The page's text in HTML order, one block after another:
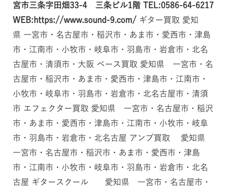
宮市三条字田畑33-4 三条ビル1階 TEL:0586-64-6217
WEB:https://www.sound-9.com/ ギター買取 愛知
県 一宮市・名古屋市・稲沢市・あま市・愛西市・津島
市・江南市・小牧市・岐阜市・羽島市・岩倉市・北名
古屋市・清須市・大阪 ベース買取 愛知県 一宮市・名
古屋市・稲沢市・あま市・愛西市・津島市・江南市・
小牧市・岐阜市・羽島市・岩倉市・北名古屋市・清須
市 エフェクター買取 愛知県 一宮市・名古屋市・稲沢
市・あま市・愛西市・津島市・江南市・小牧市・岐阜
市・羽島市・岩倉市・北名古屋 アンプ買取 愛知県
一宮市・名古屋市・稲沢市・あま市・愛西市・津島
市・江南市・小牧市・岐阜市・羽島市・岩倉市・北名
古屋 ギタースクール 愛知県 一宮市・名古屋市・